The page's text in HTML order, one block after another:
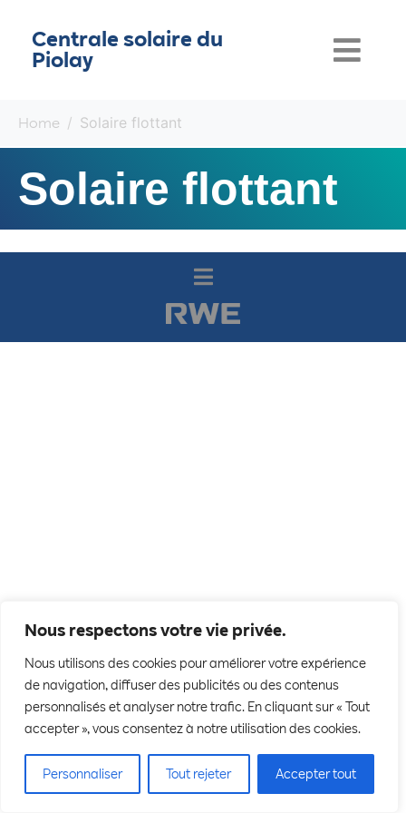
Nous respectons votre vie privée.
Nous utilisons des cookies pour améliorer votre expérience
de navigation, diffuser des publicités ou des contenus
personnalisés et analyser notre trafic. En cliquant sur « Tout
accepter », vous consentez à notre utilisation des cookies.
Personnaliser Tout rejeter Accepter tout
Centrale solaire du
Piolay
Home Solaire flottant
Solaire flottant